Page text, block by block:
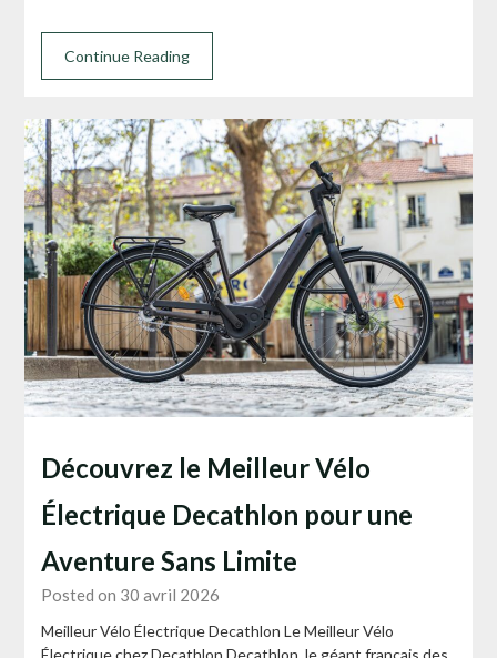
Continue Reading
Découvrez le Meilleur Vélo
Électrique Decathlon pour une
Aventure Sans Limite
Posted on 30 avril 2026
Meilleur Vélo Électrique Decathlon Le Meilleur Vélo
Électrique chez Decathlon Decathlon, le géant français des